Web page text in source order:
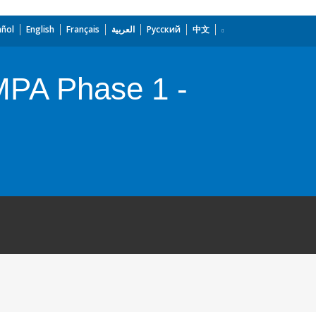
English Français العربية Русский 中文
Phase 1 -